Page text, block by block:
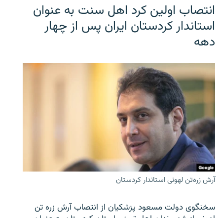
انتصاب اولین کرد اهل سنت به عنوان
استاندار کردستان ایران پس از چهار
دهه
آرش زره‌تن لهونی استاندار کردستان
سخنگوی دولت مسعود پزشکیان از انتصاب آرش زره تن